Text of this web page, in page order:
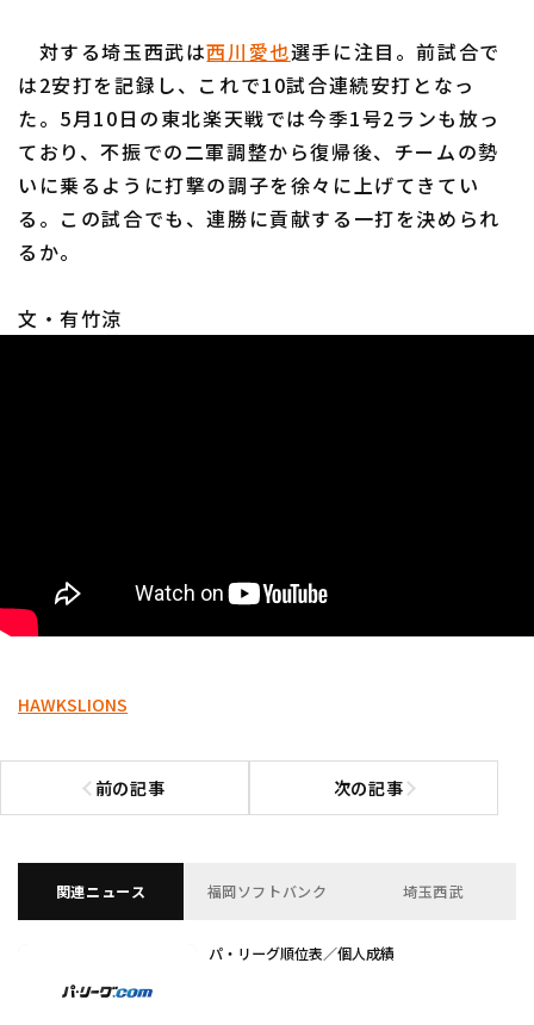
利用規約 プライバシーポリシー
運営会社（別ウィンドウで開く） よくある質問
アルバイト募集 （別ウィンドウで開く
対する埼玉西武は西川愛也選手に注目。前試合で
は2安打を記録し、これで10試合連続安打となっ
た。5月10日の東北楽天戦では今季1号2ランも放っ
ており、不振での二軍調整から復帰後、チームの勢
いに乗るように打撃の調子を徐々に上げてきてい
る。この試合でも、連勝に貢献する一打を決められ
るか。
文・有竹涼
HAWKSLIONS
前の記事
前の記事へ 次の記事次の記事へ
関連ニュース 福岡ソフトバンク 埼玉西武
パ・リーグ順位表／個人成績